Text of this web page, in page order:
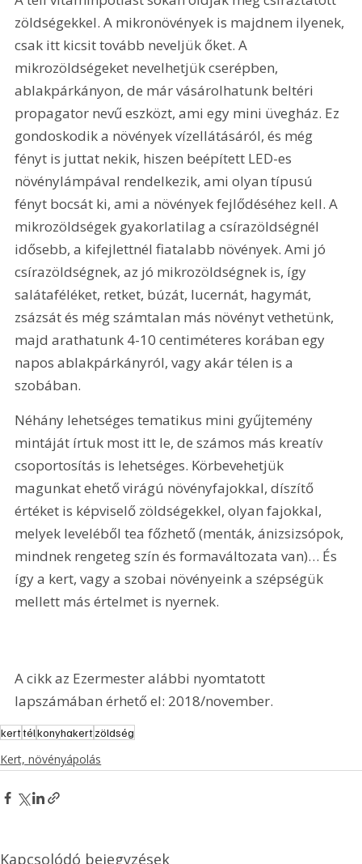
zöldségekkel. A mikronövények is majdnem ilyenek,
csak itt kicsit tovább neveljük őket. A
mikrozöldségeket nevelhetjük cserépben,
ablakpárkányon, de már vásárolhatunk beltéri
propagator nevű eszközt, ami egy mini üvegház. Ez
gondoskodik a növények vízellátásáról, és még
fényt is juttat nekik, hiszen beépített LED-es
növénylámpával rendelkezik, ami olyan típusú
fényt bocsát ki, ami a növények fejlődéséhez kell. A
mikrozöldségek gyakorlatilag a csírazöldségnél
idősebb, a kifejlettnél fiatalabb növények. Ami jó
csírazöldségnek, az jó mikrozöldségnek is, így
salátaféléket, retket, búzát, lucernát, hagymát,
zsázsát és még számtalan más növényt vethetünk,
majd arathatunk 4-10 centiméteres korában egy
napos ablakpárkányról, vagy akár télen is a
szobában.
Néhány lehetséges tematikus mini gyűjtemény
mintáját írtuk most itt le, de számos más kreatív
csoportosítás is lehetséges. Körbevehetjük
magunkat ehető virágú növényfajokkal, díszítő
értéket is képviselő zöldségekkel, olyan fajokkal,
melyek leveléből tea főzhető (menták, ánizsizsópok,
mindnek rengeteg szín és formaváltozata van)… És
így a kert, vagy a szobai növényeink a szépségük
mellett más értelmet is nyernek.
A cikk az Ezermester alábbi nyomtatott
lapszámában érhető el: 2018/november.
kerttélkonyhakertzöldség
Kert, növényápolás
Kapcsolódó bejegyzések